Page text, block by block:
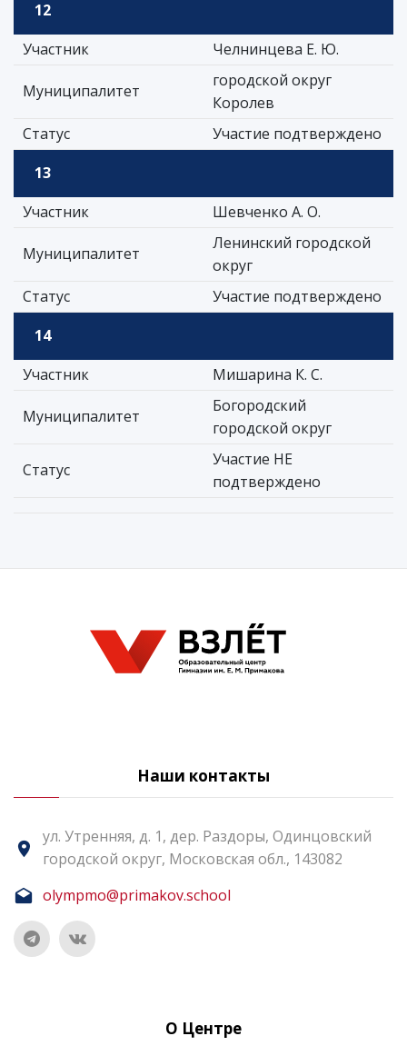
12
Участник
Челнинцева Е. Ю.
Муниципалитет
городской округ
Королев
Статус
Участие подтверждено
13
Участник
Шевченко А. О.
Муниципалитет
Ленинский городской
округ
Статус
Участие подтверждено
14
Участник
Мишарина К. С.
Муниципалитет
Богородский
городской округ
Статус
Участие НЕ
подтверждено
Наши контакты
ул. Утренняя, д. 1, дер. Раздоры, Одинцовский
городской округ, Московская обл., 143082
olympmo@primakov.school
О Центре